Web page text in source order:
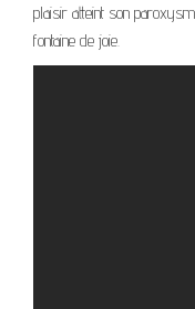
plaisir atteint son
fontaine de joie.